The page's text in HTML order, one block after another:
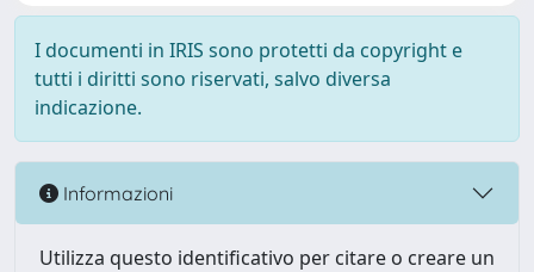
I documenti in IRIS sono protetti da copyright e
tutti i diritti sono riservati, salvo diversa
indicazione.
Informazioni
Utilizza questo identificativo per citare o creare un